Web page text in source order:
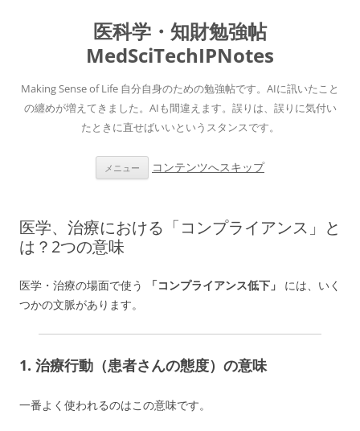
医科学・知財勉強帖
MedSciTechIPNotes
Making Sense of Life 自分自身のための勉強帖です。AIに訊いたこと
の纏めが増えてきました。AIも間違えます。誤りは、誤りに気付い
たときに直せばいいというスタンスです。
メニュー コンテンツへスキップ
医学、治療における「コンプライアンス」と
は？2つの意味
医学・治療の場面で使う 「コンプライアンス低下」
には、いく
つかの文脈があります。
1. 治療行動（患者さんの態度）の意味
一番よく使われるのはこの意味です。